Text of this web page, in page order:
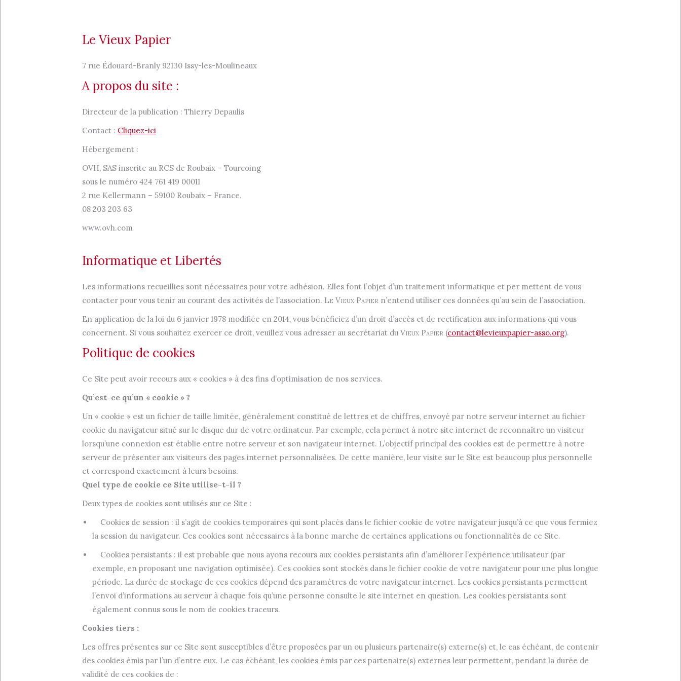
Le Vieux Papier
7 rue Édouard-Branly 92130 Issy-les-Moulineaux
A propos du site :
Directeur de la publication : Thierry Depaulis
Contact : Cliquez-ici
Hébergement :
OVH, SAS inscrite au RCS de Roubaix – Tourcoing
sous le numéro 424 761 419 00011
2 rue Kellermann – 59100 Roubaix – France.
08 203 203 63
www.ovh.com
Informatique et Libertés
Les informations recueillies sont nécessaires pour votre adhésion. Elles font l’objet d’un traitement informatique et per mettent de vous
contacter pour vous tenir au courant des activités de l’association. Le Vieux Papier n’entend utiliser ces données qu’au sein de l’association.
En application de la loi du 6 janvier 1978 modifiée en 2014, vous bénéficiez d’un droit d’accès et de rectification aux informations qui vous
concernent. Si vous souhaitez exercer ce droit, veuillez vous adresser au secrétariat du Vieux Papier (contact@levieuxpapier-asso.org).
Politique de cookies
Ce Site peut avoir recours aux « cookies » à des fins d’optimisation de nos services.
Qu’est-ce qu’un « cookie » ?
Un « cookie » est un fichier de taille limitée, généralement constitué de lettres et de chiffres, envoyé par notre serveur internet au fichier
cookie du navigateur situé sur le disque dur de votre ordinateur. Par exemple, cela permet à notre site internet de reconnaître un visiteur
lorsqu’une connexion est établie entre notre serveur et son navigateur internet. L’objectif principal des cookies est de permettre à notre
serveur de présenter aux visiteurs des pages internet personnalisées. De cette manière, leur visite sur le Site est beaucoup plus personnelle
et correspond exactement à leurs besoins.
Quel type de cookie ce Site utilise-t-il ?
Deux types de cookies sont utilisés sur ce Site :
Cookies de session : il s’agit de cookies temporaires qui sont placés dans le fichier cookie de votre navigateur jusqu’à ce que vous fermiez
la session du navigateur. Ces cookies sont nécessaires à la bonne marche de certaines applications ou fonctionnalités de ce Site.
Cookies persistants : il est probable que nous ayons recours aux cookies persistants afin d’améliorer l’expérience utilisateur (par
exemple, en proposant une navigation optimisée). Ces cookies sont stockés dans le fichier cookie de votre navigateur pour une plus longue
période. La durée de stockage de ces cookies dépend des paramètres de votre navigateur internet. Les cookies persistants permettent
l’envoi d’informations au serveur à chaque fois qu’une personne consulte le site internet en question. Les cookies persistants sont
également connus sous le nom de cookies traceurs.
Cookies tiers :
Les offres présentes sur ce Site sont susceptibles d’être proposées par un ou plusieurs partenaire(s) externe(s) et, le cas échéant, de contenir
des cookies émis par l’un d’entre eux. Le cas échéant, les cookies émis par ces partenaire(s) externes leur permettent, pendant la durée de
validité de ces cookies de :